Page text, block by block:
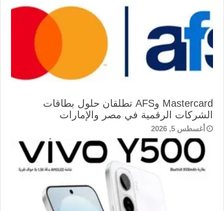
Mastercard وAFS تطلقان حلول بطاقات
الشركات الرقمية في مصر والإمارات
أغسطس 5, 2026